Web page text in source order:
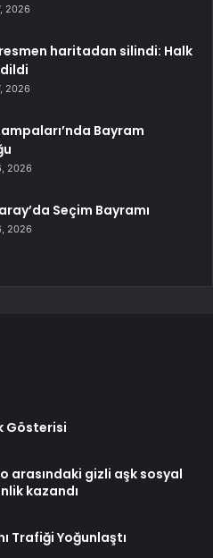
2026
haritadan silindi: Halk
2026
Bayram
2026
Seçim Bayramı
2026
Gösterisi
arasındaki gizli aşk sosyal
kazandı
Trafiği Yoğunlaştı